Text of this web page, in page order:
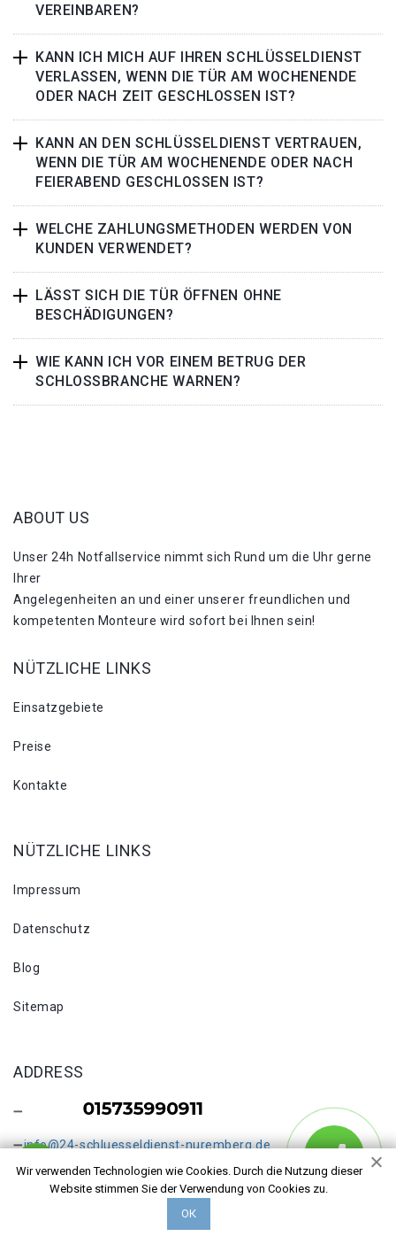
VEREINBAREN?
KANN ICH MICH AUF IHREN SCHLÜSSELDIENST
VERLASSEN, WENN DIE TÜR AM WOCHENENDE
ODER NACH ZEIT GESCHLOSSEN IST?
KANN AN DEN SCHLÜSSELDIENST VERTRAUEN,
WENN DIE TÜR AM WOCHENENDE ODER NACH
FEIERABEND GESCHLOSSEN IST?
WELCHE ZAHLUNGSMETHODEN WERDEN VON
KUNDEN VERWENDET?
LÄSST SICH DIE TÜR ÖFFNEN OHNE
BESCHÄDIGUNGEN?
WIE KANN ICH VOR EINEM BETRUG DER
SCHLOSSBRANCHE WARNEN?
Wir verwenden Technologien wie Cookies. Durch die Nutzung dieser
Website stimmen Sie der Verwendung von Cookies zu.
ОК
ABOUT US
Unser 24h Notfallservice nimmt sich Rund um die Uhr gerne
Ihrer
Angelegenheiten an und einer unserer freundlichen und
kompetenten Monteure wird sofort bei Ihnen sein!
NÜTZLICHE LINKS
Einsatzgebiete
Preise
Kontakte
NÜTZLICHE LINKS
Impressum
Datenschutz
Blog
Sitemap
ADDRESS
info@24-schluesseldienst-nuremberg.de
24/7